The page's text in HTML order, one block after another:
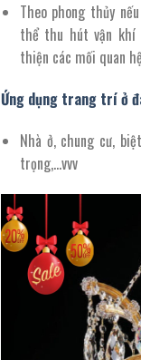
Theo phong thủy
thể thu hút vận khí
thiện các mối quan
Ứng dụng trang trí ở
Nhà ở, chung cư,
trọng,…vvv